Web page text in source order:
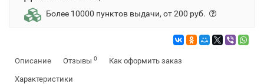
Более 10000 пунктов выдачи, от 200 руб.
Описание Отзывы 0 Как оформить заказ
Характеристики